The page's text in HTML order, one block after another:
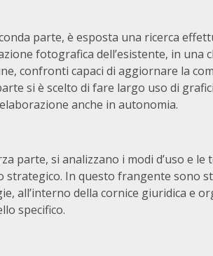
parte, è esposta una ricerca
fotografica dell’esistente, in una
confronti capaci di aggiornare la
si è scelto di fare largo uso di
anche in autonomia.
parte, si analizzano i modi d’uso e le
strategico. In questo frangente sono
all’interno della cornice giuridica e
specifico.